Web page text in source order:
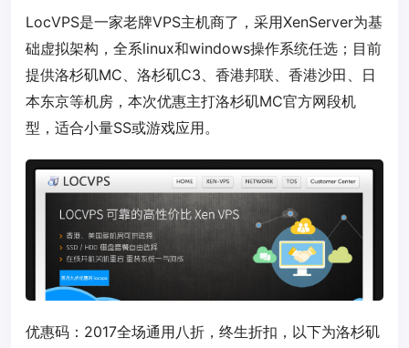
LocVPS是一家老牌VPS主机商了，采用XenServer为基
础虚拟架构，全系linux和windows操作系统任选；目前
提供洛杉矶MC、洛杉矶C3、香港邦联、香港沙田、日
本东京等机房，本次优惠主打洛杉矶MC官方网段机
型，适合小量SS或游戏应用。
优惠码： 2017全场通用八折，终生折扣，以下为洛杉矶